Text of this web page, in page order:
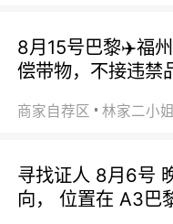
8月15号巴黎✈️福
偿带物，不接违禁
商家自荐区 林家二小姐
寻找证人 8月6号
向， 位置在 A3巴